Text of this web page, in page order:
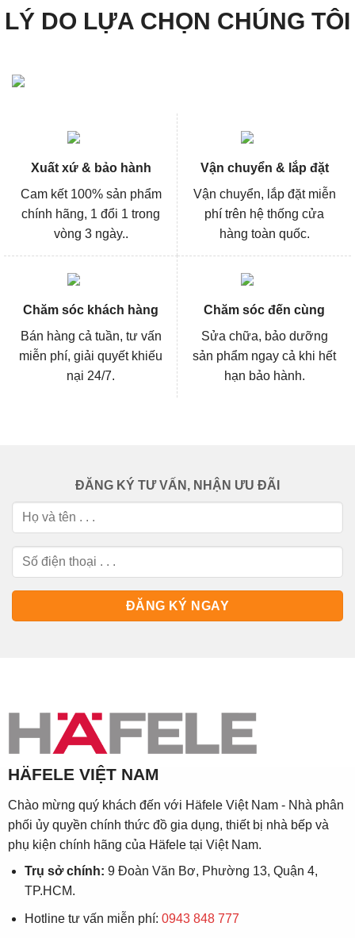
LÝ DO LỰA CHỌN CHÚNG TÔI
Xuất xứ & bảo hành
Cam kết 100% sản phẩm
chính hãng, 1 đổi 1 trong
vòng 3 ngày..
Vận chuyển & lắp đặt
Vận chuyển, lắp đặt miễn
phí trên hệ thống cửa
hàng toàn quốc.
Chăm sóc khách hàng
Bán hàng cả tuần, tư vấn
miễn phí, giải quyết khiếu
nại 24/7.
Chăm sóc đến cùng
Sửa chữa, bảo dưỡng
sản phẩm ngay cả khi hết
hạn bảo hành.
ĐĂNG KÝ TƯ VẤN, NHẬN ƯU ĐÃI
HÄFELE VIỆT NAM
Chào mừng quý khách đến với Häfele Việt Nam - Nhà phân
phối ủy quyền chính thức đồ gia dụng, thiết bị nhà bếp và
phụ kiện chính hãng của Häfele tại Việt Nam.
Trụ sở chính: 9 Đoàn Văn Bơ, Phường 13, Quận 4,
TP.HCM.
Hotline tư vấn miễn phí: 0943 848 777